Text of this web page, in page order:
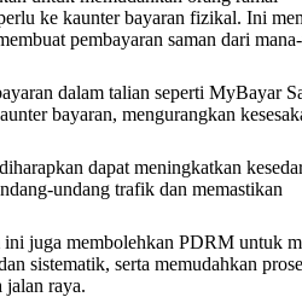
ke kaunter bayaran fizikal. Ini
pembayaran saman dari
dalam talian seperti MyBayar
bayaran, mengurangkan
dapat meningkatkan
undang trafik dan memastikan
ini juga membolehkan PDRM untuk
sistematik, serta memudahkan
jalan raya.